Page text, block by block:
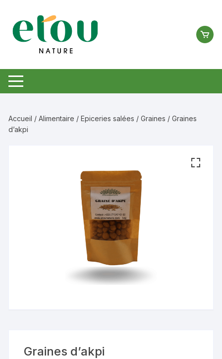
contenu
Accueil /Alimentaire /Epiceries salées /Graines / Graines
d’akpi
Graines d’akpi